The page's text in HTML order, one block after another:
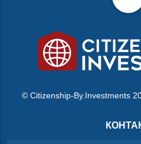
© Citizenship-By.Investments